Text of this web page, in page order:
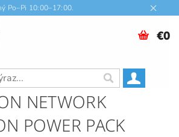
Po–Pi 10:00–17:00.
€0
NETWORK
POWER PACK